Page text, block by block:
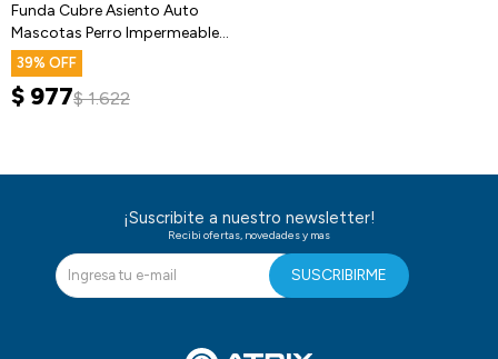
Funda Cubre Asiento Auto
Mascotas Perro Impermeable
Premium
39
$ 977$ 1.622
¡Suscribite a nuestro newsletter!
Recibi ofertas, novedades y mas
SUSCRIBIRME